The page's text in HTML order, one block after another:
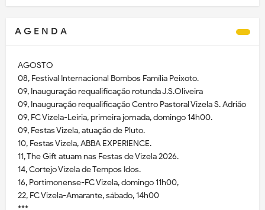
A G E N D A
AGOSTO
08, Festival Internacional Bombos Família Peixoto.
09, Inauguração requalificação rotunda J.S.Oliveira
09, Inauguração requalificação Centro Pastoral Vizela S. Adrião
09, FC Vizela-Leiria, primeira jornada, domingo 14h00.
09, Festas Vizela, atuação de Pluto.
10, Festas Vizela, ABBA EXPERIENCE.
11, The Gift atuam nas Festas de Vizela 2026.
14, Cortejo Vizela de Tempos Idos.
16, Portimonense-FC Vizela, domingo 11h00,
22, FC Vizela-Amarante, sábado, 14h00